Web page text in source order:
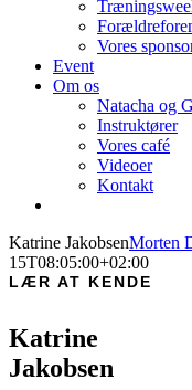
Vores
Event
Om os
Natacha og
Instruktører
Vores café
Videoer
Kontakt
Katrine JakobsenMorten
15T08:05:00+02:00
LÆR AT KENDE
Katrine
Jakobsen